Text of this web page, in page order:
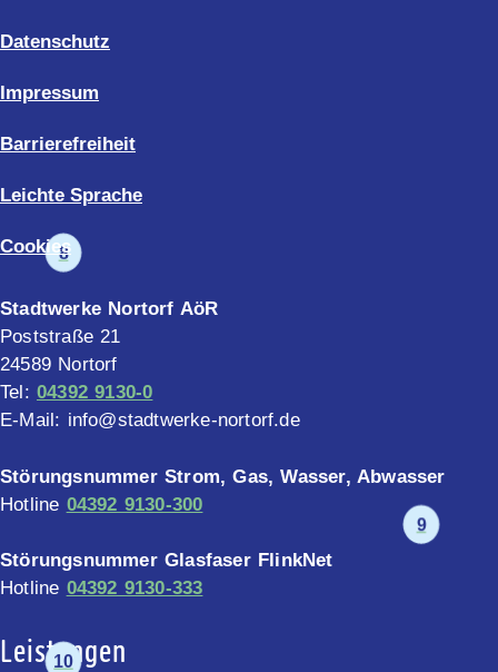
8
9
10
Datenschutz
Impressum
Barrierefreiheit
Leichte Sprache
Cookies
Stadtwerke Nortorf AöR
Poststraße 21
24589 Nortorf
Tel: 04392 9130-0
E-Mail: info@stadtwerke-nortorf.de
Störungsnummer Strom, Gas, Wasser, Abwasser
Hotline 04392 9130-300
Störungsnummer Glasfaser FlinkNet
Hotline 04392 9130-333
Leistungen